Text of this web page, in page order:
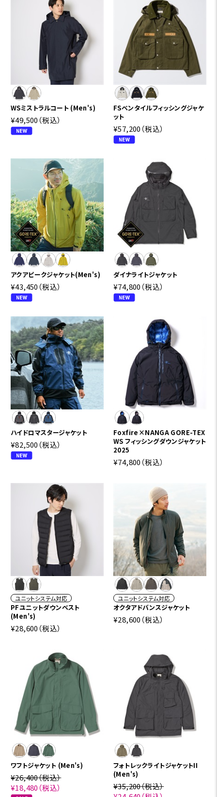
WSミストラルコート (Men's)
¥49,500 （税込）
FSベンタイルフィッシングジャケ
ット
¥57,200 （税込）
アクアピークジャケット(Men's)
¥43,450 （税込）
ダイナライトジャケット
¥74,800 （税込）
ハイドロマスタージャケット
¥82,500 （税込）
Foxfire×NANGA GORE-TEX
WS フィッシングダウンジャケット
2025
¥74,800 （税込）
ユニットシステム対応
PFユニットダウンベスト
(Men's)
¥28,600 （税込）
ユニットシステム対応
オクタアドバンスジャケット
¥28,600 （税込）
ワフトジャケット (Men's)
¥26,400（税込）
¥18,480 （税込）
フォトレックライトジャケットII
(Men's)
¥35,200（税込）